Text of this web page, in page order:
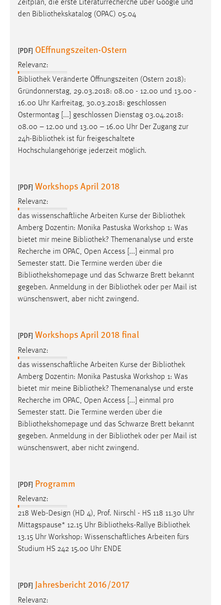
Zeitplan, die erste Literaturrecherche über Google und
den Bibliothekskatalog (OPAC) 05.04
[PDF] OEffnungszeiten-Ostern
Relevanz:
Bibliothek Veränderte Öffnungszeiten (Ostern 2018):
Gründonnerstag, 29.03.2018: 08.00 - 12.00 und 13.00 -
16.00 Uhr Karfreitag, 30.03.2018: geschlossen
Ostermontag [...] geschlossen Dienstag 03.04.2018:
08.00 – 12.00 und 13.00 – 16.00 Uhr Der Zugang zur
24h-Bibliothek ist für freigeschaltete
Hochschulangehörige jederzeit möglich.
[PDF] Workshops April 2018
Relevanz:
das wissenschaftliche Arbeiten Kurse der Bibliothek
Amberg Dozentin: Monika Pastuska Workshop 1: Was
bietet mir meine Bibliothek? Themenanalyse und erste
Recherche im OPAC, Open Access [...] einmal pro
Semester statt. Die Termine werden über die
Bibliothekshomepage und das Schwarze Brett bekannt
gegeben. Anmeldung in der Bibliothek oder per Mail ist
wünschenswert, aber nicht zwingend.
[PDF] Workshops April 2018 final
Relevanz:
das wissenschaftliche Arbeiten Kurse der Bibliothek
Amberg Dozentin: Monika Pastuska Workshop 1: Was
bietet mir meine Bibliothek? Themenanalyse und erste
Recherche im OPAC, Open Access [...] einmal pro
Semester statt. Die Termine werden über die
Bibliothekshomepage und das Schwarze Brett bekannt
gegeben. Anmeldung in der Bibliothek oder per Mail ist
wünschenswert, aber nicht zwingend.
[PDF] Programm
Relevanz:
218 Web-Design (HD 4), Prof. Nirschl - HS 118 11.30 Uhr
Mittagspause* 12.15 Uhr Bibliotheks-Rallye Bibliothek
13.15 Uhr Workshop: Wissenschaftliches Arbeiten fürs
Studium HS 242 15.00 Uhr ENDE
[PDF] Jahresbericht 2016/2017
Relevanz: